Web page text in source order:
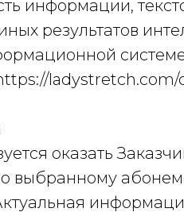
информации,
результатов
ladystretch.com/
оказать
выбранному